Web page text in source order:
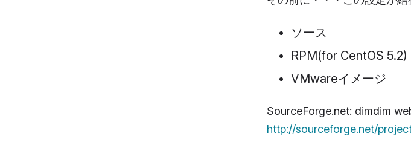
ソース
RPM(for CentOS 5.2)
VMwareイメージ
SourceForge.net: dimdim
http://sourceforge.net/